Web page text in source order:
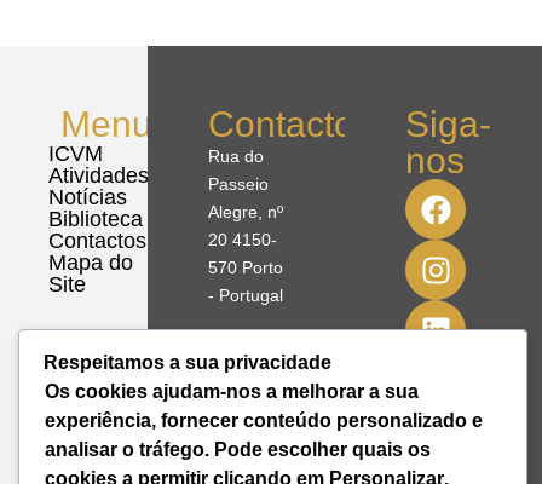
Menu
ICVM
Atividades
Notícias
Biblioteca
Contactos
Mapa do
Site
Contactos
Rua do
Passeio
Alegre, nº
20 4150-
570 Porto
- Portugal
41º08'51,70"
Siga-
nos
Respeitamos a sua privacidade
Os cookies ajudam-nos a melhorar a sua
experiência, fornecer conteúdo personalizado e
analisar o tráfego. Pode escolher quais os
cookies a permitir clicando em Personalizar.